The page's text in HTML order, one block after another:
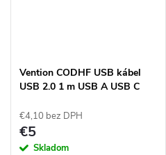
Vention CODHF USB kábel
USB 2.0 1 m USB A USB C
€4,10 bez DPH
€5
Skladom